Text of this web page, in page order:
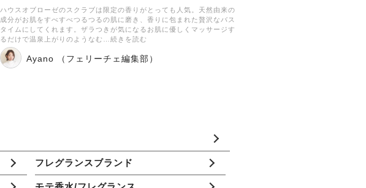
ハウスオブローゼのスクラブは限定の香りがとっても人気。天然由来の
成分がお肌をすべすべつるつるの肌に磨き、香りに包まれた贅沢なバス
タイムにしてくれます。ザラつきが気になるお肌に優しくマッサージす
るだけで温泉上がりのようなむ…続きを読む
Ayano （フェリーチェ編集部）
フレグランスブランド